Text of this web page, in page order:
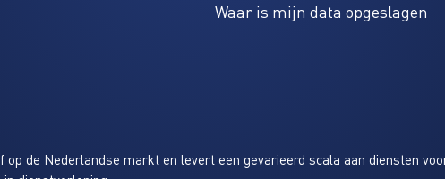
Waar is mijn data opgeslagen
de Nederlandse markt en levert een gevarieerd scala aan diensten